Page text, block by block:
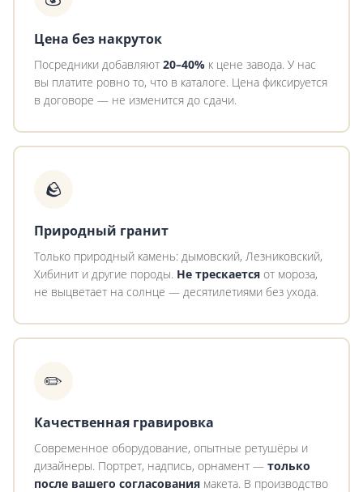
Цена без накруток
Посредники добавляют 20–40%к цене завода. У нас
вы платите ровно то, что в каталоге. Цена фиксируется
в договоре — не изменится до сдачи.
🪨
Природный гранит
Только природный камень: дымовский, Лезниковский,
Хибинит и другие породы. Не трескаетсяот мороза,
не выцветает на солнце — десятилетиями без ухода.
✏️
Качественная гравировка
Современное оборудование, опытные ретушёры и
дизайнеры. Портрет, надпись, орнамент — только
после вашего согласованиямакета. В производство